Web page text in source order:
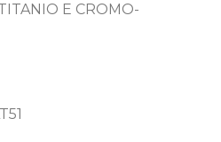
E CROMO-